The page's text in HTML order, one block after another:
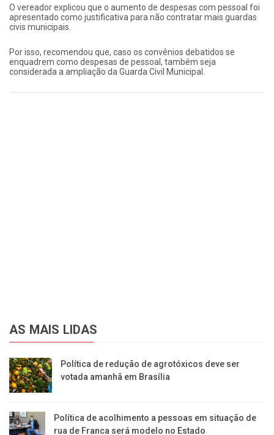
O vereador explicou que o aumento de despesas com pessoal foi
apresentado como justificativa para não contratar mais guardas
civis municipais.
Por isso, recomendou que, caso os convênios debatidos se
enquadrem como despesas de pessoal, também seja
considerada a ampliação da Guarda Civil Municipal.
AS MAIS LIDAS
Política de redução de agrotóxicos deve ser
votada amanhã em Brasília
Política de acolhimento a pessoas em situação de
rua de Franca será modelo no Estado